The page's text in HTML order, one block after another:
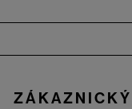
ZÁKAZNICKÝ